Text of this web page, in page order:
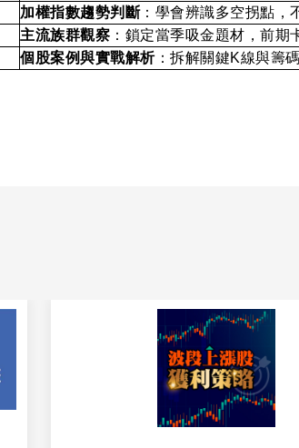
加權指數趨勢判斷：學會辨識多空拐點，
主流族群觀察 ：鎖定當季吸金題材，前期
個股案例與實戰解析：拆解關鍵K線與籌